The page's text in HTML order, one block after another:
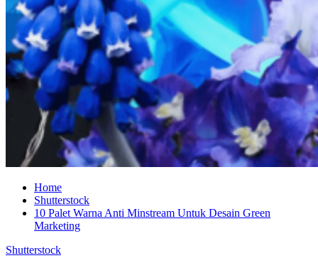
Home
Shutterstock
10 Palet Warna Anti Minstream Untuk Desain Green
Marketing
Shutterstock